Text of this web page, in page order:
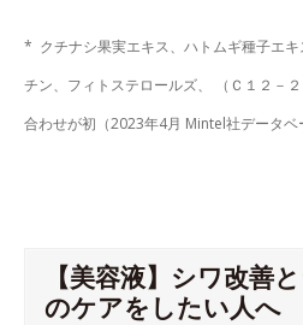
* クチナシ果実エキス、ハトムギ種子エ
チン、フィトステロールズ、 （Ｃ１２－
合わせが初（2023年4月 Mintel社データベ
【美容液】シワ改善
のケアをしたい人へ